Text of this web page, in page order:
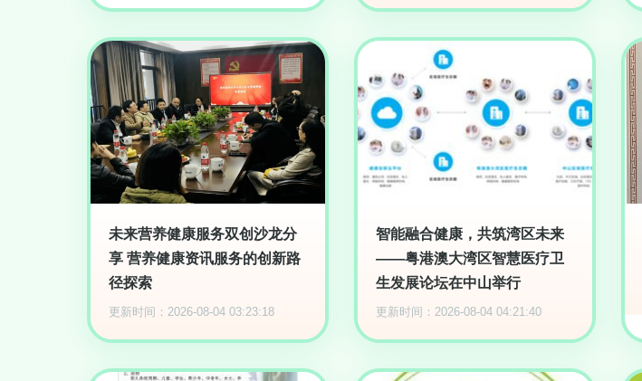
未来营养健康服务双创沙龙分
享 营养健康资讯服务的创新路
径探索
更新时间：2026-08-04 03:23:18
智能融合健康，共筑湾区未来
——粤港澳大湾区智慧医疗卫
生发展论坛在中山举行
更新时间：2026-08-04 04:21:40